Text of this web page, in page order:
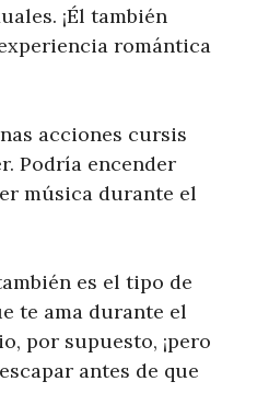
¡Él también
romántica
acciones cursis
Podría encender
música durante el
es el tipo de
te ama durante el
por supuesto, ¡pero
antes de que